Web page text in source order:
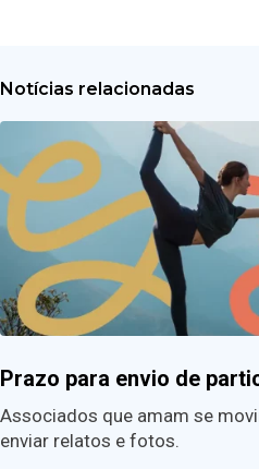
Notícias relacionadas
Prazo para envio de
Associados que amam se
enviar relatos e fotos.